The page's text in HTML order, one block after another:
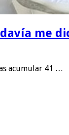
me
acumular 41 …